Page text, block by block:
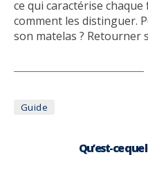
ce qui caractérise
comment les distinguer.
son matelas ? Retourner
Guide
Qu’est-ce que